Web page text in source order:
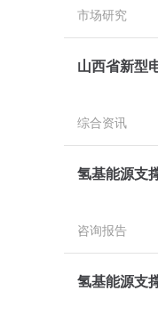
市场研究
山西省新型
综合资讯
氢基能源支
咨询报告
氢基能源支